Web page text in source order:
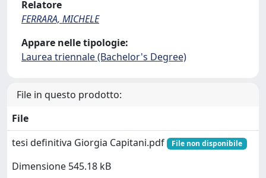
Relatore
FERRARA, MICHELE
Appare nelle tipologie:
Laurea triennale (Bachelor's Degree)
File in questo prodotto:
File
tesi definitiva Giorgia Capitani.pdf
File non disponibile
Dimensione 545.18 kB